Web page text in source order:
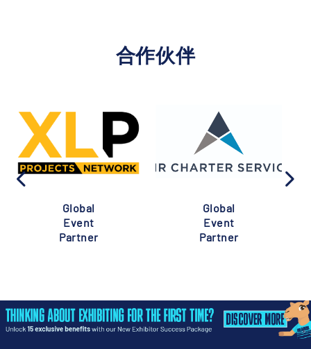
合作伙伴
Global
Event
Partner
Global
Event
Partner